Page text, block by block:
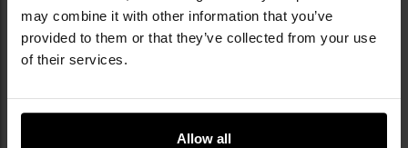
may combine it with other information that you’ve
provided to them or that they’ve collected from your use
of their services.
Allow all
małe nożyczki, pęsetę, agrafki,
kilka par rękawiczek jednorazowych,